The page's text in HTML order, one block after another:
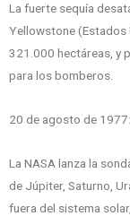
La fuerte sequía
Yellowstone (Estados
321.000 hectáreas, y
para los bomberos.
20 de agosto de 1977:
La NASA lanza la
de Júpiter, Saturno,
fuera del sistema